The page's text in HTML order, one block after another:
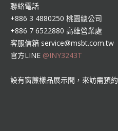
聯絡電話
+886 3 4880250 桃園總公司
+886 7 6522880 高雄營業處
客服信箱 service@msbt.com.tw
官方LINE @INY3243T
設有窗簾樣品展示間，來訪需預約